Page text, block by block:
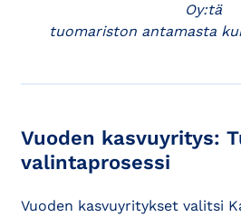
Oy:tä
tuomariston antamasta
Vuoden kasvuyritys:
valintaprosessi
Vuoden kasvuyritykset valitsi